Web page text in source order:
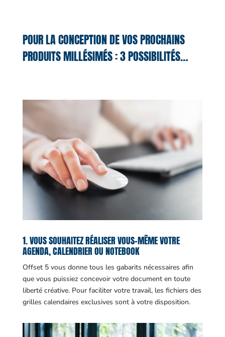
POUR LA CONCEPTION DE VOS PROCHAINS
PRODUITS MILLÉSIMÉS : 3 POSSIBILITÉS…
1. VOUS SOUHAITEZ RÉALISER VOUS-MÊME VOTRE
AGENDA, CALENDRIER OU NOTEBOOK
Offset 5 vous donne tous les gabarits nécessaires afin
que vous puissiez concevoir votre document en toute
liberté créative. Pour faciliter votre travail, les fichiers des
grilles calendaires exclusives sont à votre disposition.